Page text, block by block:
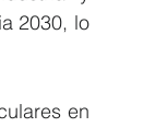
2030, lo
en